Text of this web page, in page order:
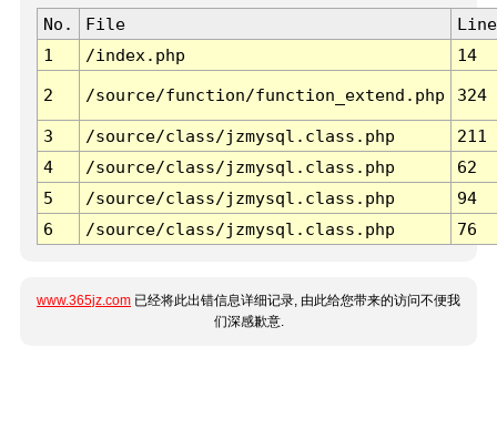
No. File
Line
1
/index.php 14
2 /source/function/function_extend.php 324
3 /source/class/jzmysql.class.php
211
4
/source/class/jzmysql.class.php
62
5
/source/class/jzmysql.class.php
94
6
/source/class/jzmysql.class.php 76
www.365jz.com 已经将此出错信息详细记录, 由此给您带来的访问不便我
们深感歉意.